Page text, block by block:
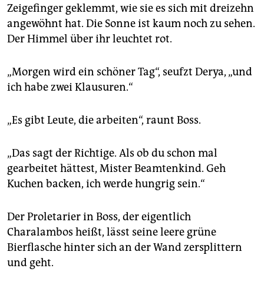
Zeigefinger geklemmt, wie sie es sich mit dreizehn
angewöhnt hat. Die Sonne ist kaum noch zu sehen.
Der Himmel über ihr leuchtet rot.
„Morgen wird ein schöner Tag“, seufzt Derya, „und
ich habe zwei Klausuren.“
„Es gibt Leute, die arbeiten“, raunt Boss.
„Das sagt der Richtige. Als ob du schon mal
gearbeitet hättest, Mister Beamtenkind. Geh
Kuchen backen, ich werde hungrig sein.“
Der Proletarier in Boss, der eigentlich
Charalambos heißt, lässt seine leere grüne
Bierflasche hinter sich an der Wand zersplittern
und geht.